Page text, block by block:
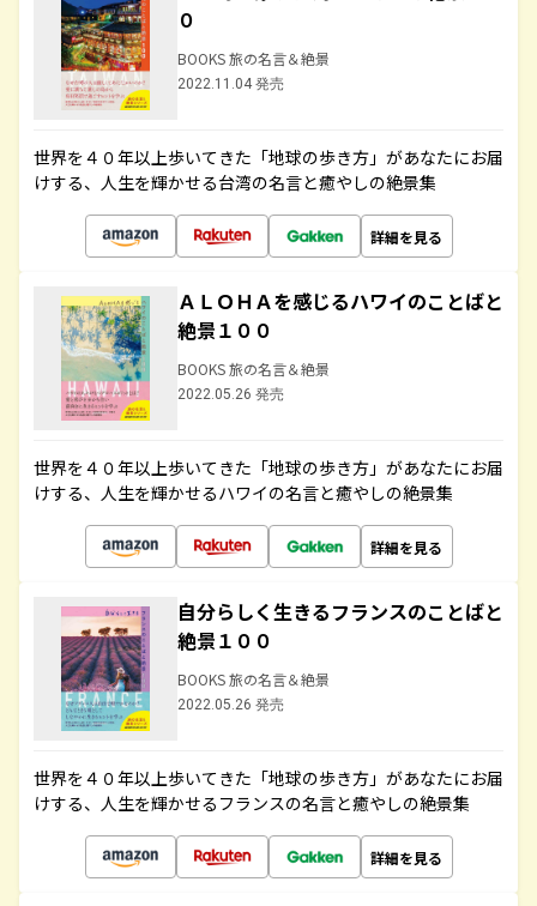
０
BOOKS 旅の名言＆絶景
2022.11.04 発売
世界を４０年以上歩いてきた「地球の歩き方」があなたにお届
けする、人生を輝かせる台湾の名言と癒やしの絶景集
詳細を見る
ＡＬＯＨＡを感じるハワイのことばと
絶景１００
BOOKS 旅の名言＆絶景
2022.05.26 発売
世界を４０年以上歩いてきた「地球の歩き方」があなたにお届
けする、人生を輝かせるハワイの名言と癒やしの絶景集
詳細を見る
自分らしく生きるフランスのことばと
絶景１００
BOOKS 旅の名言＆絶景
2022.05.26 発売
世界を４０年以上歩いてきた「地球の歩き方」があなたにお届
けする、人生を輝かせるフランスの名言と癒やしの絶景集
詳細を見る